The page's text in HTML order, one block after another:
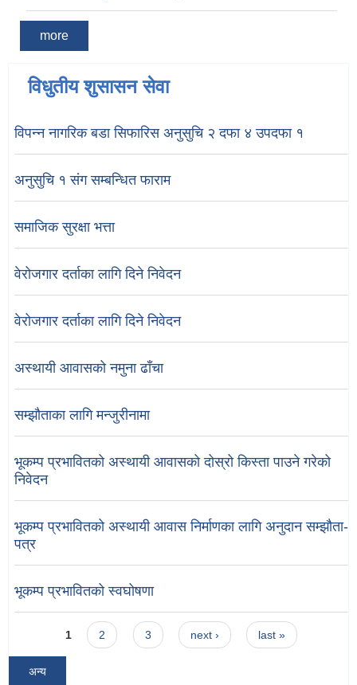
more
विधुतीय शुसासन सेवा
विपन्न नागरिक बडा सिफारिस अनुसुचि २ दफा ४ उपदफा १
अनुसुचि १ संग सम्बन्धित फाराम
समाजिक सुरक्षा भत्ता
वेरोजगार दर्ताका लागि दिने निवेदन
वेरोजगार दर्ताका लागि दिने निवेदन
अस्थायी आवासको नमुना ढाँचा
सम्झौताका लागि मन्जुरीनामा
भूकम्प प्रभावितको अस्थायी आवासको दोस्रो किस्ता पाउने गरेको
निवेदन
भूकम्प प्रभावितको अस्थायी आवास निर्माणका लागि अनुदान सम्झौता-
पत्र
भूकम्प प्रभावितको स्वघोषणा
Pages
1 2 3 next › last »
अन्य